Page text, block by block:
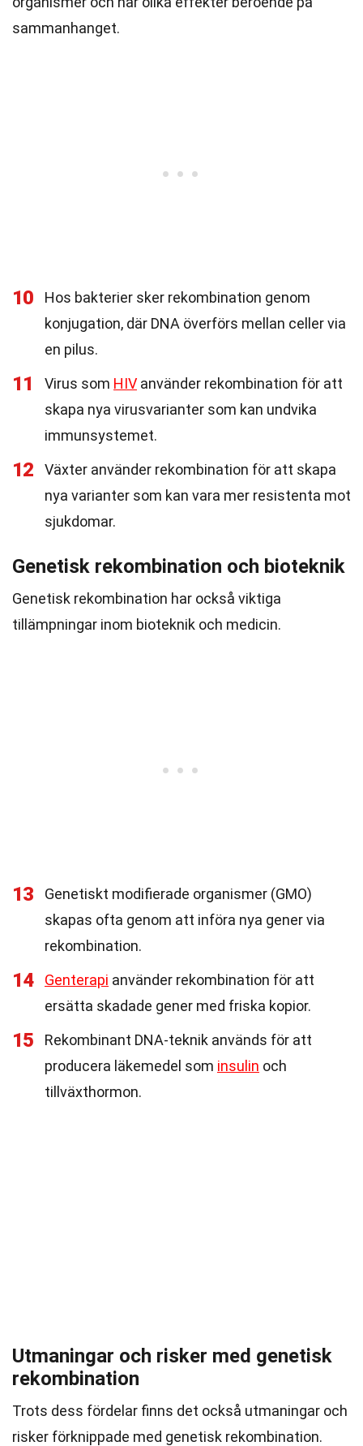
sammanhanget.
10
Hos bakterier sker rekombination genom
konjugation, där DNA överförs mellan celler via
en pilus.
11 Virus som HIV använder rekombination för att
skapa nya virusvarianter som kan undvika
immunsystemet.
12
Växter använder rekombination för att skapa
nya varianter som kan vara mer resistenta mot
sjukdomar.
Genetisk rekombination och bioteknik
Genetisk rekombination har också viktiga
tillämpningar inom bioteknik och medicin.
13
Genetiskt modifierade organismer (GMO)
skapas ofta genom att införa nya gener via
rekombination.
14 Genterapi använder rekombination för att
ersätta skadade gener med friska kopior.
15
Rekombinant DNA-teknik används för att
producera läkemedel som insulin och
tillväxthormon.
Utmaningar och risker med genetisk
rekombination
Trots dess fördelar finns det också utmaningar och
risker förknippade med genetisk rekombination.